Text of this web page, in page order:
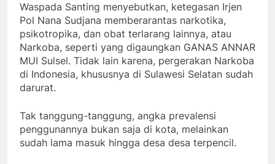
Waspada Santing menyebutkan, ketegasan Irjen
Pol Nana Sudjana memberarantas narkotika,
psikotropika, dan obat terlarang lainnya, atau
Narkoba, seperti yang digaungkan GANAS ANNAR
MUI Sulsel. Tidak lain karena, pergerakan Narkoba
di Indonesia, khususnya di Sulawesi Selatan sudah
darurat.
Tak tanggung-tanggung, angka prevalensi
penggunannya bukan saja di kota, melainkan
sudah lama masuk hingga desa desa terpencil.